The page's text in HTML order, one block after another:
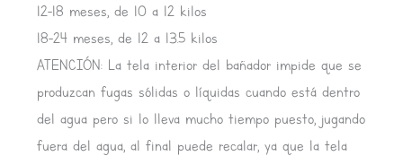
12-18 meses, de 10 a 12 kilos
18-24 meses, de 12 a 13.5 kilos
ATENCIÓN: La tela interior del bañador impide que se
produzcan fugas sólidas o líquidas cuando está dentro
del agua pero si lo lleva mucho tiempo puesto, jugando
fuera del agua, al final puede recalar, ya que la tela